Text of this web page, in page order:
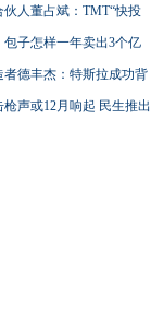
人董占斌：TMT“快投
包子怎样一年卖出3个亿
者德丰杰：特斯拉成功背
声或12月响起 民生推出